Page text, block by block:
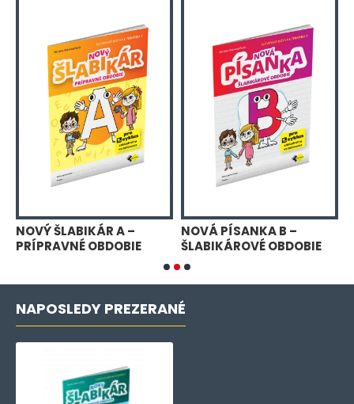
NOVÝ ŠLABIKÁR A –
PRÍPRAVNÉ OBDOBIE
NOVÁ PÍSANKA B –
ŠLABIKÁROVÉ OBDOBIE
NAPOSLEDY PREZERANÉ